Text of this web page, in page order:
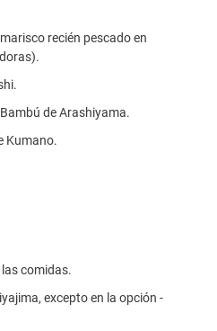
recién pescado en
de Arashiyama.
Kumano.
comidas.
excepto en la opción -